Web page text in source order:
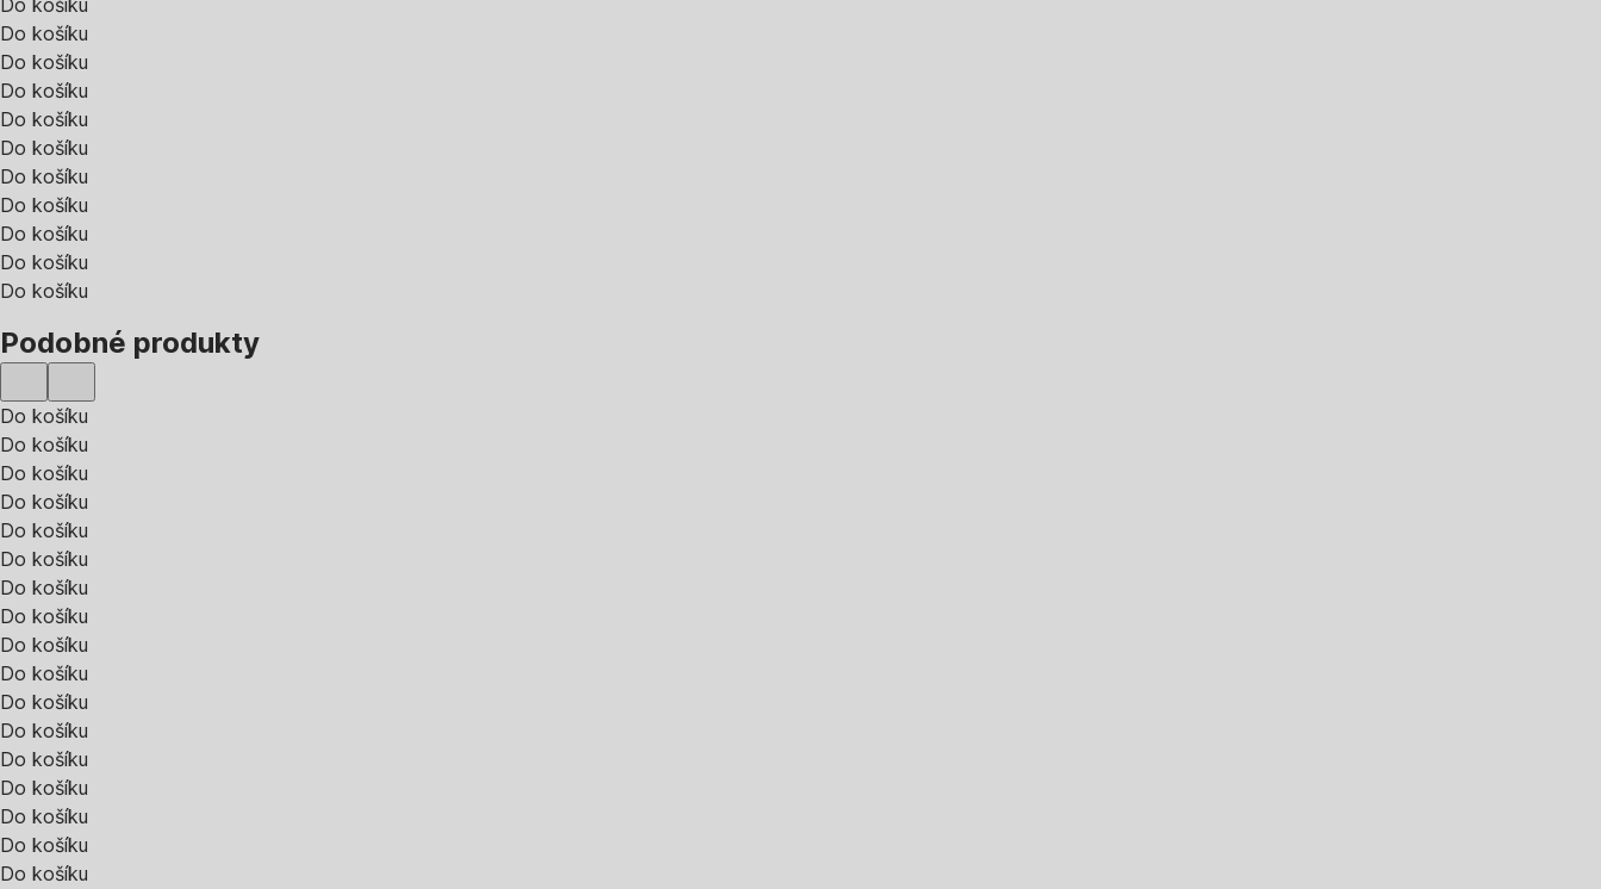
Do košíku
Do košíku
Do košíku
Do košíku
Do košíku
Do košíku
Do košíku
Do košíku
Do košíku
Do košíku
Do košíku
Podobné produkty
Do košíku
Do košíku
Do košíku
Do košíku
Do košíku
Do košíku
Do košíku
Do košíku
Do košíku
Do košíku
Do košíku
Do košíku
Do košíku
Do košíku
Do košíku
Do košíku
Do košíku